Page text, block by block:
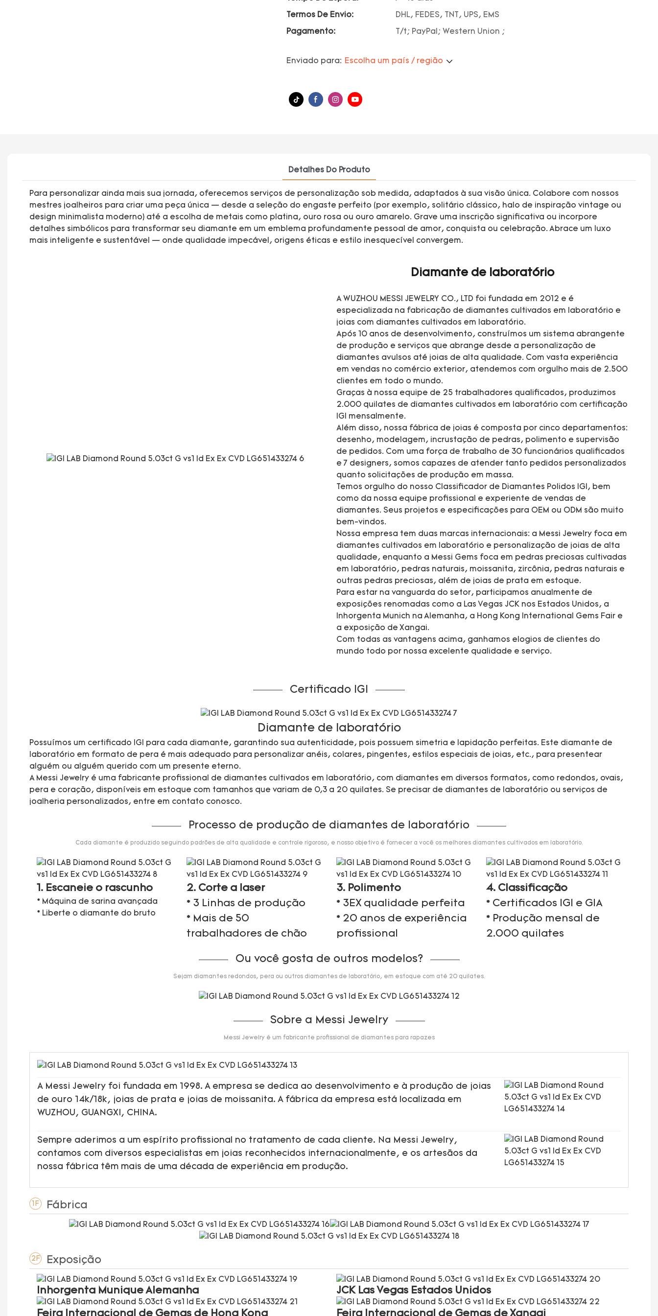
Termos De Envio: DHL, FEDES, TNT, UPS, EMS
Pagamento: T/t; PayPal; Western Union ;
Enviado para: Escolha um país / região
Detalhes Do Produto
Para personalizar ainda mais sua jornada, oferecemos serviços de personalização sob medida, adaptados à sua visão única. Colabore com nossos
mestres joalheiros para criar uma peça única — desde a seleção do engaste perfeito (por exemplo, solitário clássico, halo de inspiração vintage ou
design minimalista moderno) até a escolha de metais como platina, ouro rosa ou ouro amarelo. Grave uma inscrição significativa ou incorpore
detalhes simbólicos para transformar seu diamante em um emblema profundamente pessoal de amor, conquista ou celebração. Abrace um luxo
mais inteligente e sustentável — onde qualidade impecável, origens éticas e estilo inesquecível convergem.
Diamante de laboratório
A WUZHOU MESSI JEWELRY CO., LTD foi fundada em 2012 e é
especializada na fabricação de diamantes cultivados em laboratório e
joias com diamantes cultivados em laboratório.
Após 10 anos de desenvolvimento, construímos um sistema abrangente
de produção e serviços que abrange desde a personalização de
diamantes avulsos até joias de alta qualidade. Com vasta experiência
em vendas no comércio exterior, atendemos com orgulho mais de 2.500
clientes em todo o mundo.
Graças à nossa equipe de 25 trabalhadores qualificados, produzimos
2.000 quilates de diamantes cultivados em laboratório com certificação
IGI mensalmente.
Além disso, nossa fábrica de joias é composta por cinco departamentos:
desenho, modelagem, incrustação de pedras, polimento e supervisão
de pedidos. Com uma força de trabalho de 30 funcionários qualificados
e 7 designers, somos capazes de atender tanto pedidos personalizados
quanto solicitações de produção em massa.
Temos orgulho do nosso Classificador de Diamantes Polidos IGI, bem
como da nossa equipe profissional e experiente de vendas de
diamantes. Seus projetos e especificações para OEM ou ODM são muito
bem-vindos.
Nossa empresa tem duas marcas internacionais: a Messi Jewelry foca em
diamantes cultivados em laboratório e personalização de joias de alta
qualidade, enquanto a Messi Gems foca em pedras preciosas cultivadas
em laboratório, pedras naturais, moissanita, zircônia, pedras naturais e
outras pedras preciosas, além de joias de prata em estoque.
Para estar na vanguarda do setor, participamos anualmente de
exposições renomadas como a Las Vegas JCK nos Estados Unidos, a
Inhorgenta Munich na Alemanha, a Hong Kong International Gems Fair e
a exposição de Xangai.
Com todas as vantagens acima, ganhamos elogios de clientes do
mundo todo por nossa excelente qualidade e serviço.
Certificado IGI
Diamante de laboratório
Possuímos um certificado IGI para cada diamante, garantindo sua autenticidade, pois possuem simetria e lapidação perfeitas. Este diamante de
laboratório em formato de pera é mais adequado para personalizar anéis, colares, pingentes, estilos especiais de joias, etc., para presentear
alguém ou alguém querido com um presente eterno.
A Messi Jewelry é uma fabricante profissional de diamantes cultivados em laboratório, com diamantes em diversos formatos, como redondos, ovais,
pera e coração, disponíveis em estoque com tamanhos que variam de 0,3 a 20 quilates. Se precisar de diamantes de laboratório ou serviços de
joalheria personalizados, entre em contato conosco.
Processo de produção de diamantes de laboratório
Cada diamante é produzido seguindo padrões de alta qualidade e controle rigoroso, e nosso objetivo é fornecer a você os melhores diamantes cultivados em laboratório.
1. Escaneie o rascunho
* Máquina de sarina avançada
* Liberte o diamante do bruto
2. Corte a laser
* 3 Linhas de produção
* Mais de 50
trabalhadores de chão
3. Polimento
* 3EX qualidade perfeita
* 20 anos de experiência
profissional
4. Classificação
* Certificados IGI e GIA
* Produção mensal de
2.000 quilates
Ou você gosta de outros modelos?
Sejam diamantes redondos, pera ou outros diamantes de laboratório, em estoque com até 20 quilates.
Sobre a Messi Jewelry
Messi Jewelry é um fabricante profissional de diamantes para rapazes
A Messi Jewelry foi fundada em 1998. A empresa se dedica ao desenvolvimento e à produção de joias
de ouro 14k/18k, joias de prata e joias de moissanita. A fábrica da empresa está localizada em
WUZHOU, GUANGXI, CHINA.
Sempre aderimos a um espírito profissional no tratamento de cada cliente. Na Messi Jewelry,
contamos com diversos especialistas em joias reconhecidos internacionalmente, e os artesãos da
nossa fábrica têm mais de uma década de experiência em produção.
1F Fábrica
2F Exposição
Inhorgenta Munique Alemanha JCK Las Vegas Estados Unidos
Feira Internacional de Gemas de Hong Kong Feira Internacional de Gemas de Xangai